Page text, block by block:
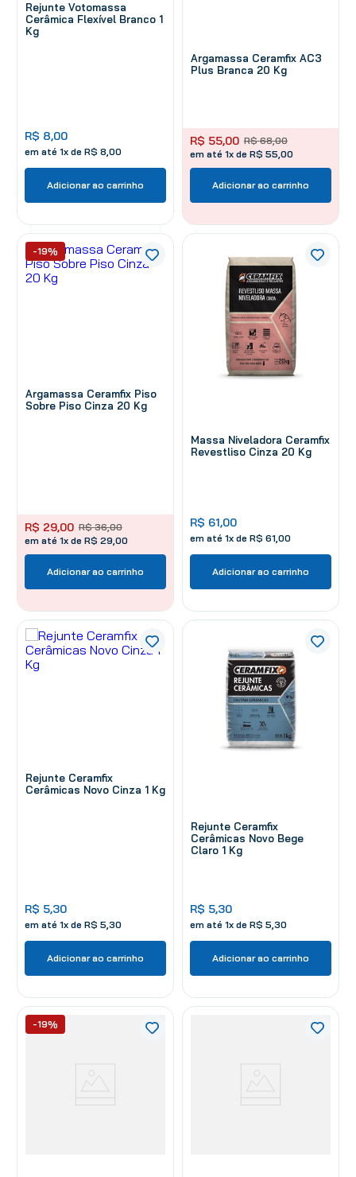
Rejunte Votomassa
Cerâmica Flexível Branco 1
Kg
R$ 8,00
em até 1x de R$ 8 00
Adicionar ao carrinho
Argamassa Ceramfix AC3
Plus Branca 20 Kg
R$ 68,00
R$ 55,00
em até 1x de R$ 55,00
Adicionar ao carrinho
Argamassa Ceramfix Piso
Sobre Piso Cinza 20 Kg
R$ 36,00
R$ 29,00
em até 1x de R$ 29,00
-19%
Adicionar ao carrinho
Massa Niveladora Ceramfix
Revestliso Cinza 20 Kg
R$ 61,00
em até 1x de R$ 61, 00
Adicionar ao carrinho
Rejunte Ceramfix
Cerâmicas Novo Cinza 1 Kg
R$ 5,30
em até 1x de R$ 5 30
Adicionar ao carrinho
Rejunte Ceramfix
Cerâmicas Novo Bege
Claro 1 Kg
R$ 5,30
em até 1x de R$ 5 30
Adicionar ao carrinho
-19%